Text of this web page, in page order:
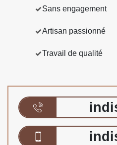
Sans engagement
Artisan passionné
Travail de qualité